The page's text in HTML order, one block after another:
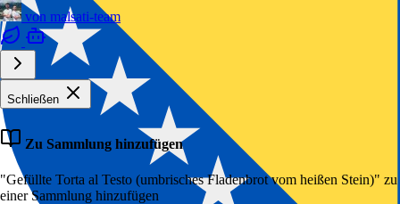
von malsati-team
Schließen
Zu Sammlung hinzufügen
"Gefüllte Torta al Testo (umbrisches Fladenbrot vom heißen Stein)" zu
einer Sammlung hinzufügen